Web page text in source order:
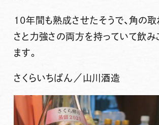
10年間も熟成させたそうで、角の
さと力強さの両方を持っていて飲み
ます。
さくらいちばん／山川酒造